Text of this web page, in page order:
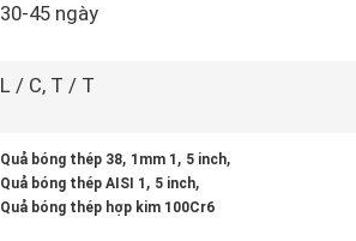
30-45 ngày
L / C, T / T
Quả bóng thép 38, 1mm 1 , 5 inch,
Quả bóng thép AISI 1 , 5 inch,
Quả bóng thép hợp kim 100Cr6